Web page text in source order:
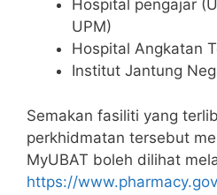
Hospital pengajar
UPM)
Hospital Angkatan
Institut Jantung
Semakan fasiliti yang
perkhidmatan tersebut
MyUBAT boleh dilihat
https://